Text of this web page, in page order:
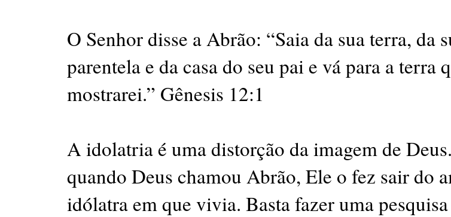
O Senhor disse a Abrão: “Saia da sua terra, da
parentela e da casa do seu pai e vá para a terra
mostrarei.” Gênesis 12:1
A idolatria é uma distorção da imagem de
quando Deus chamou Abrão, Ele o fez sair do
idólatra em que vivia. Basta fazer uma